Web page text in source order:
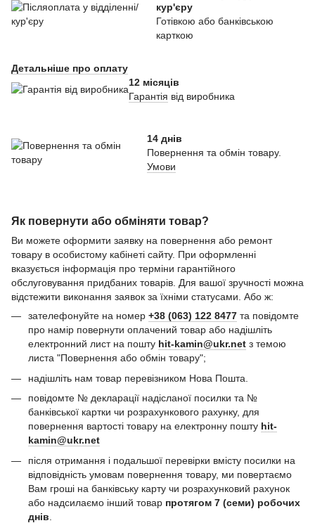
кур'єру
Готівкою або банківською
карткою
Детальніше про оплату
12 місяців
Гарантія від виробника
14 днів
Повернення та обмін товару.
Умови
Як повернути або обміняти товар?
Ви можете оформити заявку на повернення або ремонт
товару в особистому кабінеті сайту. При оформленні
вказується інформація про терміни гарантійного
обслуговування придбаних товарів. Для вашої зручності можна
відстежити виконання заявок за їхніми статусами. Або ж:
зателефонуйте на номер +38 (063) 122 8477 та повідомте
про намір повернути оплачений товар або надішліть
електронний лист на пошту hit-kamin@ukr.net з темою
листа "Повернення або обмін товару";
надішліть нам товар перевізником Нова Пошта.
повідомте № декларації надісланої посилки та №
банківської картки чи розрахункового рахунку, для
повернення вартості товару на електронну пошту hit-
kamin@ukr.net
після отримання і подальшої перевірки вмісту посилки на
відповідність умовам повернення товару, ми повертаємо
Вам гроші на банківську карту чи розрахунковий рахунок
або надсилаємо інший товар протягом 7 (семи) робочих
днів